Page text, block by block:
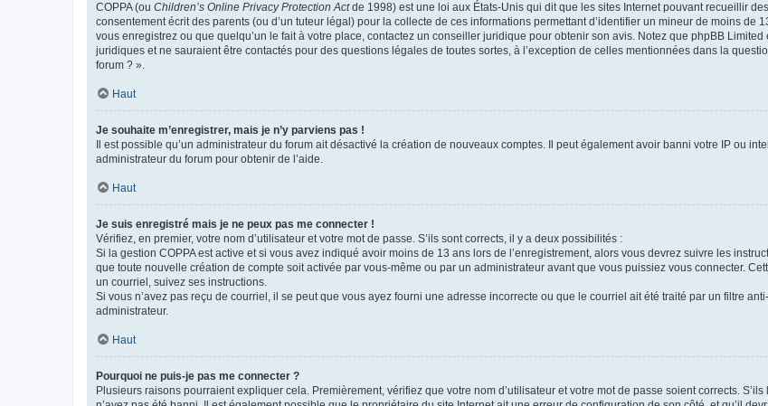
COPPA (ou Children’s Online Privacy Protection Actde 1998) est une loi aux États-Unis qui dit que les sites Internet pouvant recueillir
consentement écrit des parents (ou d’un tuteur légal) pour la collecte de ces informations permettant d’identifier un mineur de moins de
vous enregistrez ou que quelqu’un le fait à votre place, contactez un conseiller juridique pour obtenir son avis. Notez que phpBB
juridiques et ne sauraient être contactés pour des questions légales de toutes sortes, à l’exception de celles mentionnées dans la
forum ? ».
Haut
Je souhaite m’enregistrer, mais je n’y parviens pas !
Il est possible qu’un administrateur du forum ait désactivé la création de nouveaux comptes. Il peut également avoir banni votre IP ou
administrateur du forum pour obtenir de l’aide.
Haut
Je suis enregistré mais je ne peux pas me connecter !
Vérifiez, en premier, votre nom d’utilisateur et votre mot de passe. S’ils sont corrects, il y a deux possibilités :
Si la gestion COPPA est active et si vous avez indiqué avoir moins de 13 ans lors de l’enregistrement, alors vous devrez suivre les
que toute nouvelle création de compte soit activée par vous-même ou par un administrateur avant que vous puissiez vous connecter.
un courriel, suivez ses instructions.
Si vous n’avez pas reçu de courriel, il se peut que vous ayez fourni une adresse incorrecte ou que le courriel ait été traité par un filtre
administrateur.
Haut
Pourquoi ne puis-je pas me connecter ?
Plusieurs raisons pourraient expliquer cela. Premièrement, vérifiez que votre nom d’utilisateur et votre mot de passe soient corrects.